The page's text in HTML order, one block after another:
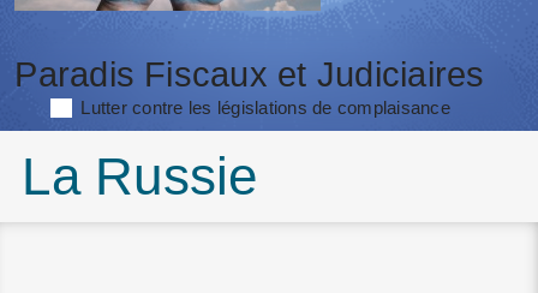
Paradis Fiscaux et Judiciaires
Lutter contre les législations de complaisance
La Russie